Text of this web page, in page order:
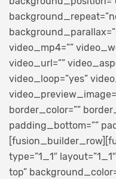
video_mp4=””
video_url=””
video_loop=”yes”
border_color=””
padding_bottom=””
type=”1_1″
top”